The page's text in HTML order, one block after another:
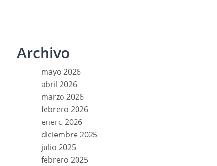
Archivo
mayo 2026
abril 2026
marzo 2026
febrero 2026
enero 2026
diciembre 2025
julio 2025
febrero 2025